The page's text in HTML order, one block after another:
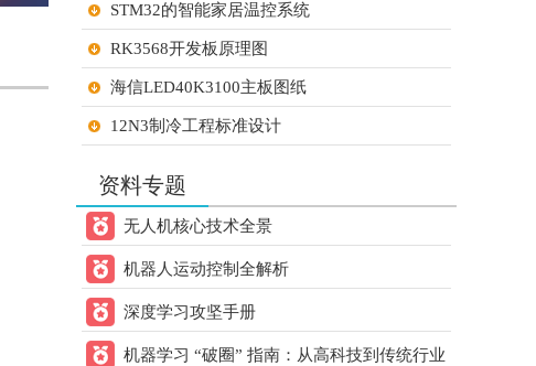
21ic下载 打赏 60.00元
gsy幸运
21ic下载 打赏60.00 元
用户：zhengdai
21ic下载 打赏60.00元
2天前
用户：lanmukk
21ic下载 打赏 60.00
用户：
21ic下载 打赏 20.00 元
用户：w993263495
21ic下载 打赏30.00 元
2天前
STM32的智能家居温控系统
RK3568开发板原理图
海信LED40K3100主板图纸
12N3制冷工程标准设计
STM32单片机超市智能购物车
8层电脑主板
FOC控制学校笔记
资料专题
无人机核心技术全景
机器人运动控制全解析
深度学习攻坚手册
机器学习 “破圈” 指南：从高科技到传统行业